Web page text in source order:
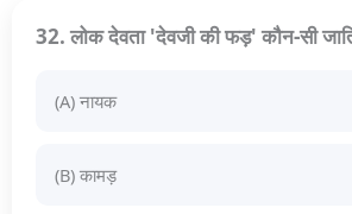
32. लोक देवता 'देवजी की फड़' कौन-सी
(A) नायक
(B) कामड़